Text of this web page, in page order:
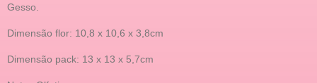
Gesso.
Dimensão flor: 10,8 x 10,6 x 3,8cm
Dimensão pack: 13 x 13 x 5,7cm